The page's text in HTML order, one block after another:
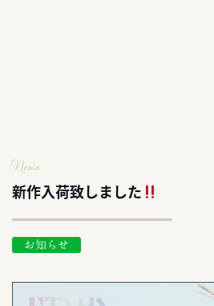
News
新作入荷致しました
お知らせ